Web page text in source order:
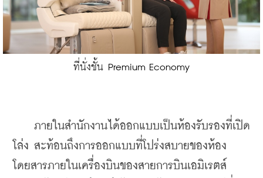
ที่นั่งชั้น Premium Economy
ภายในสำนักงานได้ออกแบบเป็นห้องรับรองที่เปิด
โล่ง สะท้อนถึงการออกแบบที่โปร่งสบายของห้อง
โดยสารภายในเครื่องบินของสายการบินเอมิเรตส์